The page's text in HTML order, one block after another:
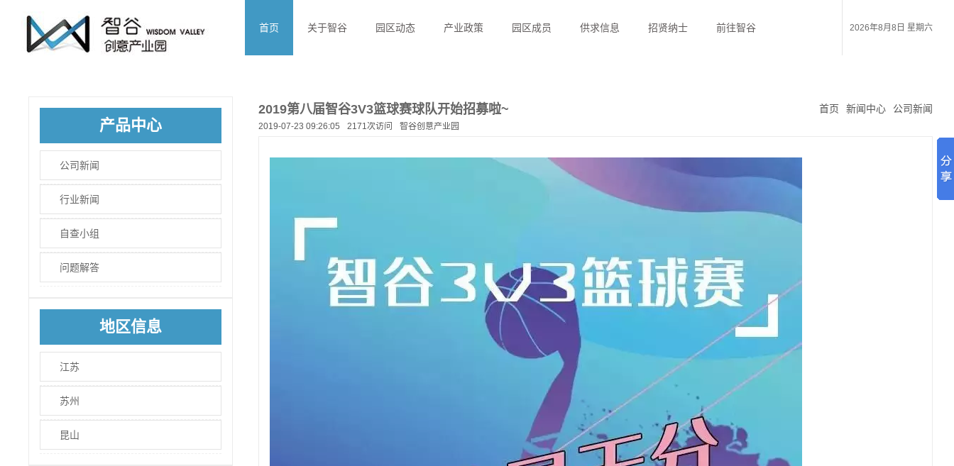
首页 关于智谷 园区动态 产业政策 园区成员 供求信息 招贤纳士 前往智谷 2026年8月8日 星期六
产品中心
公司新闻
行业新闻
自查小组
问题解答
地区信息
江苏
苏州
昆山
2019第八届智谷3V3篮球赛球队开始招募啦~ 首页 新闻中心 公司新闻
2019-07-23 09:26:05 2171次访问 智谷创意产业园